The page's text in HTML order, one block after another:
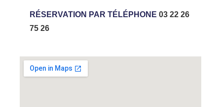
RÉSERVATION PAR TÉLÉPHONE 03 22 26
75 26